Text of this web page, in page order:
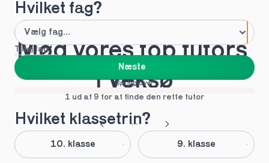
Hvilket fag?
Tilføj fag
Næste
Spring over
1 ud af 9 for at finde den rette tutor
Hvilket klassetrin?
10. klasse 9. klasse
Mød vores top tutors
i Veksø